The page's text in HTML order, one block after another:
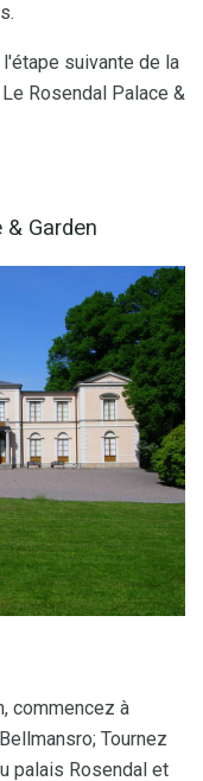
suivante de la
Rosendal Palace &
Garden
commencez à
Tournez
palais Rosendal et